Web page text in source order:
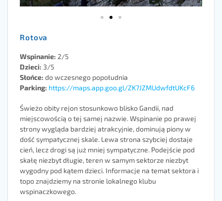
Rotova
Wspinanie: 2/5
Dzieci: 3/5
Słońce: do wczesnego popołudnia
Parking: https://maps.app.goo.gl/ZK7JZMUdwfdtUKcF6
Świeżo obity rejon stosunkowo blisko Gandii, nad
miejscowością o tej samej nazwie. Wspinanie po prawej
strony wygląda bardziej atrakcyjnie, dominują piony w
dość sympatycznej skale. Lewa strona szybciej dostaje
cień, lecz drogi są już mniej sympatyczne. Podejście pod
skałę niezbyt długie, teren w samym sektorze niezbyt
wygodny pod kątem dzieci. Informacje na temat sektora i
topo znajdziemy na stronie lokalnego klubu
wspinaczkowego.